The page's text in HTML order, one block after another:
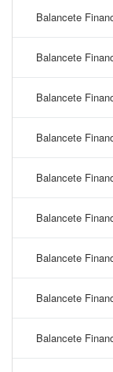
Balancete
Balancete
Balancete
Balancete
Balancete
Balancete
Balancete
Balancete
Balancete